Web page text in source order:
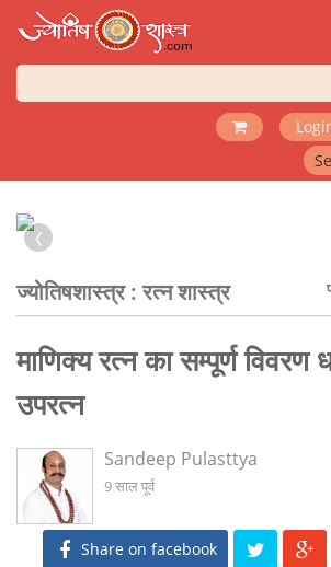
‹
ज्योतिषशास्त्र :रत्न शास्त्र
माणिक्य रत्न का सम्पूर्ण विवरण
उपरत्न
Sandeep Pulasttya
9 साल पूर्व
Share on facebook